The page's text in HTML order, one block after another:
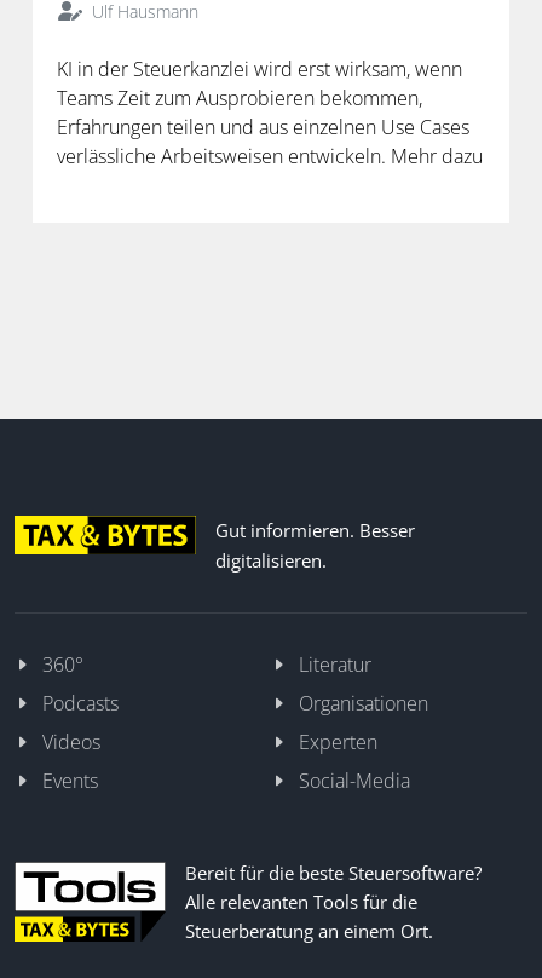
Ulf Hausmann
KI in der Steuerkanzlei wird erst wirksam, wenn
Teams Zeit zum Ausprobieren bekommen,
Erfahrungen teilen und aus einzelnen Use Cases
verlässliche Arbeitsweisen entwickeln. Mehr dazu
Gut informieren. Besser
digitalisieren.
360°
Literatur
Podcasts
Organisationen
Videos
Experten
Events
Social-Media
Bereit für die beste Steuersoftware?
Alle relevanten Tools für die
Steuerberatung an einem Ort.